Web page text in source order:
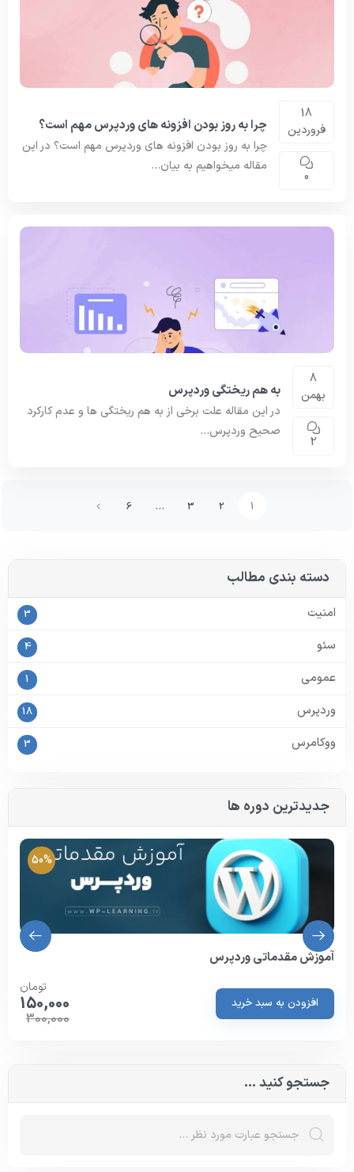
18
فروردین
0
چرا به روز بودن افزونه های وردپرس مهم است؟
چرا به روز بودن افزونه های وردپرس مهم است؟ در این
مقاله میخواهیم به بیان...
8
بهمن
2
به هم ریختگی وردپرس
در این مقاله علت برخی از به هم ریختگی ها و عدم کارکرد
صحیح وردپرس...
1
2
3
…
6
دسته بندی مطالب
امنیت 3
سئو 4
عمومی 1
وردپرس 18
ووکامرس 3
جدیدترین دوره ها
50%
آموزش مقدماتی وردپرس
افزودن به سبد خرید
تومان
150,000
300,000
جستجو کنید ...